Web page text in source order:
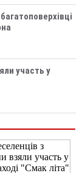
участь у